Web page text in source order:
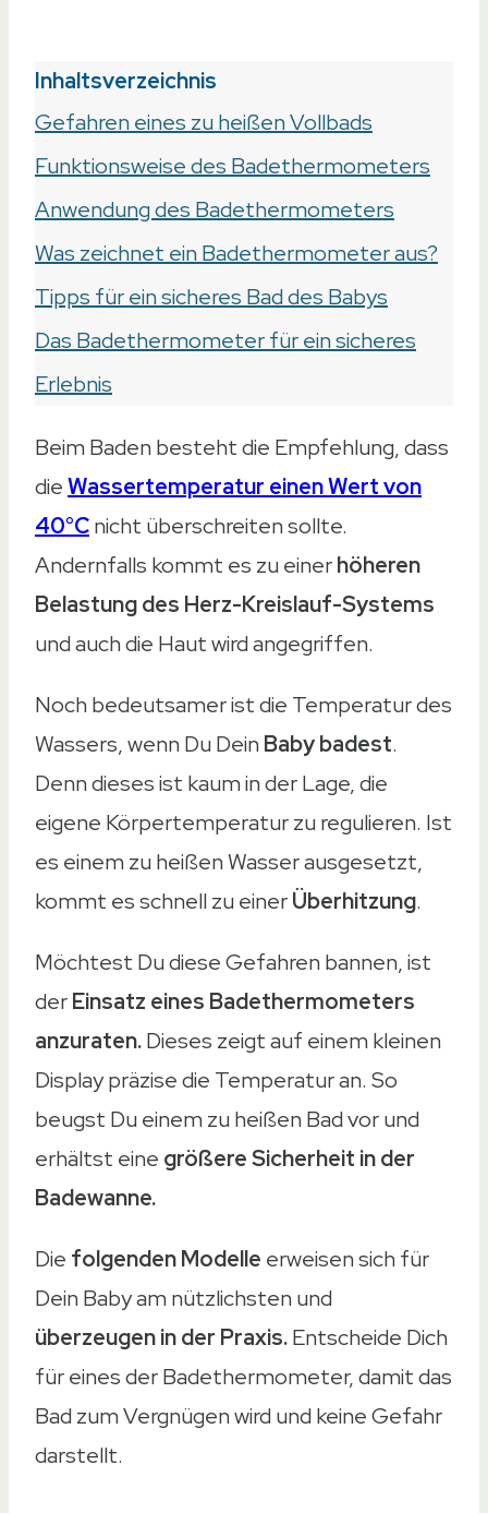
Inhaltsverzeichnis
Gefahren eines zu heißen Vollbads
Funktionsweise des Badethermometers
Anwendung des Badethermometers
Was zeichnet ein Badethermometer aus?
Tipps für ein sicheres Bad des Babys
Das Badethermometer für ein sicheres
Erlebnis
Beim Baden besteht die Empfehlung, dass
dieWassertemperatur einen Wert von
40°Cnicht überschreiten sollte.
Andernfalls kommt es zu einerhöheren
Belastung des Herz-Kreislauf-Systems
und auch die Haut wird angegriffen.
Noch bedeutsamer ist die Temperatur des
Wassers, wenn Du DeinBaby badest.
Denn dieses ist kaum in der Lage, die
eigene Körpertemperatur zu regulieren. Ist
es einem zu heißen Wasser ausgesetzt,
kommt es schnell zu einerÜberhitzung.
Möchtest Du diese Gefahren bannen, ist
derEinsatz eines Badethermometers
anzuraten.Dieses zeigt auf einem kleinen
Display präzise die Temperatur an. So
beugst Du einem zu heißen Bad vor und
erhältst eine größere Sicherheit in der
Badewanne.
Die folgenden Modelle erweisen sich für
Dein Baby am nützlichsten und
überzeugen in der Praxis.Entscheide Dich
für eines der Badethermometer, damit das
Bad zum Vergnügen wird und keine Gefahr
darstellt.